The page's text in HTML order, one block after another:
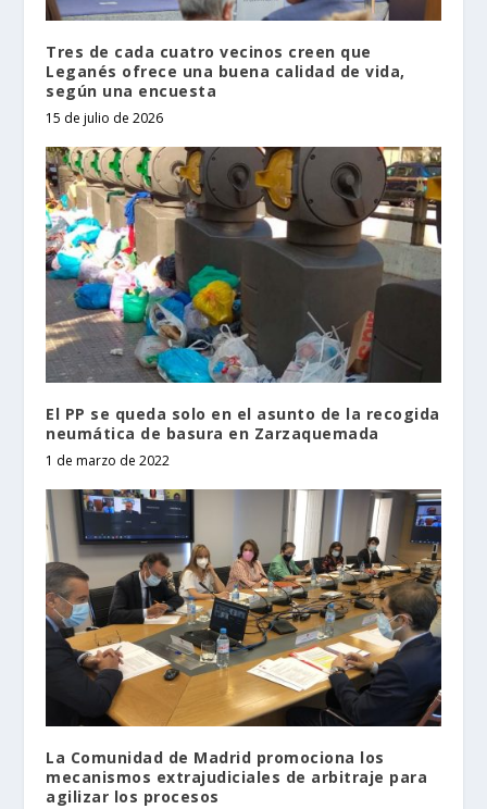
Tres de cada cuatro vecinos creen que
Leganés ofrece una buena calidad de vida,
según una encuesta
15 de julio de 2026
El PP se queda solo en el asunto de la recogida
neumática de basura en Zarzaquemada
1 de marzo de 2022
La Comunidad de Madrid promociona los
mecanismos extrajudiciales de arbitraje para
agilizar los procesos